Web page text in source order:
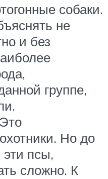
собаки.
не
и без
группе,
Но до
псы,
сложно. К